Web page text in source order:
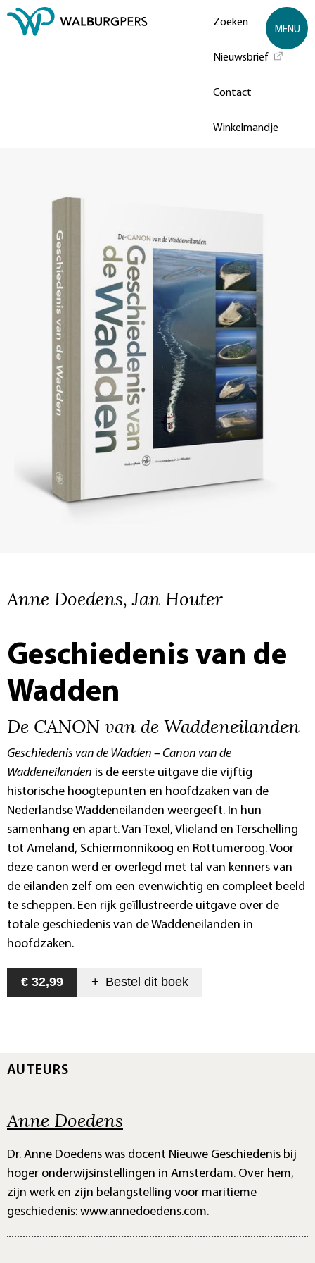
Zoeken
Nieuwsbrief
Contact
Winkelmandje
MENU
Anne Doedens, Jan Houter
Geschiedenis van de
Wadden
De CANON van de Waddeneilanden
Geschiedenis van de Wadden – Canon van de
Waddeneilanden is de eerste uitgave die vijftig
historische hoogtepunten en hoofdzaken van de
Nederlandse Waddeneilanden weergeeft. In hun
samenhang en apart. Van Texel, Vlieland en Terschelling
tot Ameland, Schiermonnikoog en Rottumeroog. Voor
deze canon werd er overlegd met tal van kenners van
de eilanden zelf om een evenwichtig en compleet beeld
te scheppen. Een rijk geïllustreerde uitgave over de
totale geschiedenis van de Waddeneilanden in
hoofdzaken.
€ 32,99 + Bestel dit boek
AUTEURS
Anne Doedens
Dr. Anne Doedens was docent Nieuwe Geschiedenis bij
hoger onderwijsinstellingen in Amsterdam. Over hem,
zijn werk en zijn belangstelling voor maritieme
geschiedenis: www.annedoedens.com.